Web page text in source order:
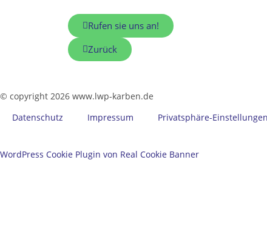
Rufen sie uns an!
Zurück
© copyright 2026 www.lwp-karben.de
Datenschutz
Impressum Privatsphäre-
WordPress Cookie Plugin von Real Cookie Banner